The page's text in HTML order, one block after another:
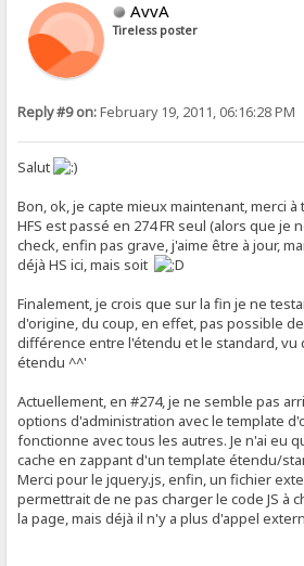
AvvA
Tireless poster
Reply #9 on:February 19, 2011, 06:16:28 PM
Salut
Bon, ok, je capte mieux maintenant, merci
HFS est passé en 274 FR seul (alors que je
check, enfin pas grave, j'aime être à jour,
déjà HS ici, mais soit
Finalement, je crois que sur la fin je ne
d'origine, du coup, en effet, pas possible
différence entre l'étendu et le standard,
étendu ^^'
Actuellement, en #274, je ne semble pas
options d'administration avec le template
fonctionne avec tous les autres. Je n'ai eu
cache en zappant d'un template étendu/
Merci pour le jquery.js, enfin, un fichier
permettrait de ne pas charger le code JS à
la page, mais déjà il n'y a plus d'appel